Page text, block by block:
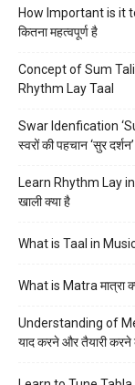
How Important is it
कितना महत्वपूर्ण है
Concept of Sum Tali
Rhythm Lay Taal
Swar Idenfication
स्वरों की पहचान ‘सुर दर्शन’
Learn Rhythm Lay
खाली क्या है
What is Taal in Music
What is Matra मात्रा
Understanding of
याद करने और तैयारी